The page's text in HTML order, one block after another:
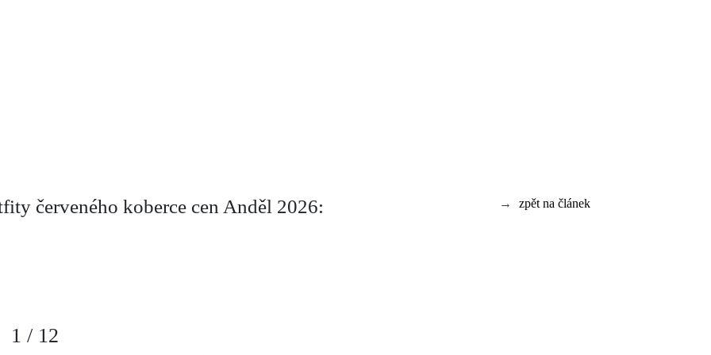
→ zpět na článek
červeného koberce cen Anděl 2026:
1 / 12